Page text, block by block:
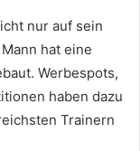
nur auf sein
hat eine
Werbespots,
haben dazu
Trainern